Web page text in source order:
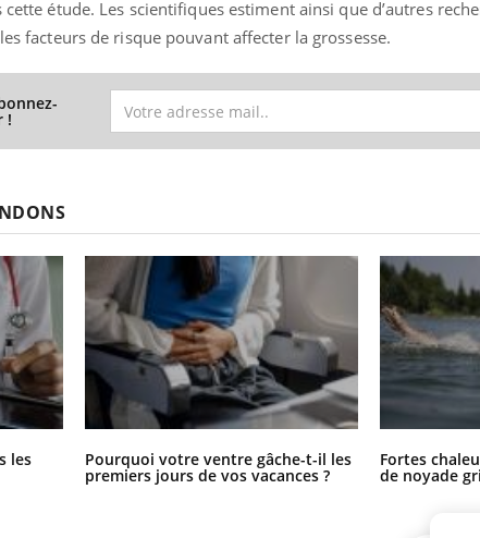
étude. Les scientifiques estiment ainsi que d’autres
facteurs de risque pouvant affecter la grossesse.
!
les Pourquoi votre ventre gâche-t-il les
premiers jours de vos vacances ?
Fortes
de noyade